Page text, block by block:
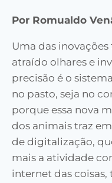
Por Romualdo
Uma das
atraído olhares e
precisão é o
no pasto, seja no
porque essa nova
dos animais traz
de digitalização,
mais a atividade
internet das